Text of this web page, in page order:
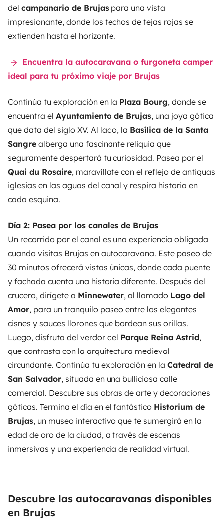
del campanario de Brujas para una vista
impresionante, donde los techos de tejas rojas se
extienden hasta el horizonte.
Encuentra la autocaravana o furgoneta camper
ideal para tu próximo viaje por Brujas
Continúa tu exploración en la Plaza Bourg, donde se
encuentra el Ayuntamiento de Brujas, una joya gótica
que data del siglo XV. Al lado, la Basílica de la Santa
Sangre alberga una fascinante reliquia que
seguramente despertará tu curiosidad. Pasea por el
Quai du Rosaire, maravíllate con el reflejo de antiguas
iglesias en las aguas del canal y respira historia en
cada esquina.
Día 2: Pasea por los canales de Brujas
Un recorrido por el canal es una experiencia obligada
cuando visitas Brujas en autocaravana. Este paseo de
30 minutos ofrecerá vistas únicas, donde cada puente
y fachada cuenta una historia diferente. Después del
crucero, dirígete a Minnewater, al llamado Lago del
Amor, para un tranquilo paseo entre los elegantes
cisnes y sauces llorones que bordean sus orillas.
Luego, disfruta del verdor del Parque Reina Astrid,
que contrasta con la arquitectura medieval
circundante. Continúa tu exploración en la Catedral de
San Salvador, situada en una bulliciosa calle
comercial. Descubre sus obras de arte y decoraciones
góticas. Termina el día en el fantástico Historium de
Brujas, un museo interactivo que te sumergirá en la
edad de oro de la ciudad, a través de escenas
inmersivas y una experiencia de realidad virtual.
Descubre las autocaravanas disponibles
en Brujas